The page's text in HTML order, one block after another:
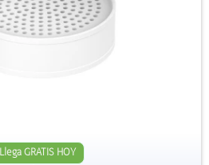
Llega GRATIS HOY